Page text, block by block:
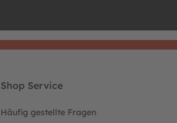
Shop Service
Häufig gestellte Fragen